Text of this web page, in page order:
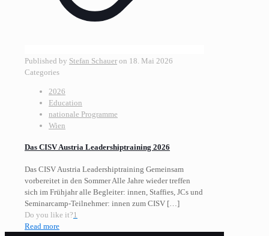
Published by Stefan Schauer on 18. Mai 2026
Categories
2026
Education
nationale Programme
Wien
Das CISV Austria Leadershiptraining 2026
Das CISV Austria Leadershiptraining Gemeinsam
vorbereitet in den Sommer Alle Jahre wieder treffen
sich im Frühjahr alle Begleiter: innen, Staffies, JCs und
Seminarcamp-Teilnehmer: innen zum CISV […]
Do you like it?1
Read more